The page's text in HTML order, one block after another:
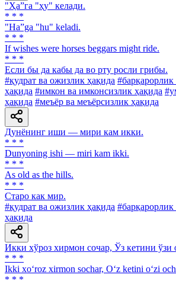
"Ҳа”га "ҳу" келади.
* * *
"Ha”ga "hu" keladi.
* * *
If wishes were horses beggars might ride.
* * *
Если бы да кабы да во рту росли грибы.
#қудрат ва ожизлик ҳақида
ҳақида #имкон ва имконсизлик ҳақида
ҳақида #меъёр ва меъёрсизлик ҳақида
Дунёнинг иши — мири кам икки.
* * *
Dunyoning ishi — miri kam ikki.
* * *
As old as the hills.
* * *
Старо как мир.
#қудрат ва ожизлик ҳақида
ҳақида
Икки хўроз хирмон сочар, Ўз кетини ўзи
* * *
Ikki xo‘roz xirmon sochar, O‘z ketini o‘zi